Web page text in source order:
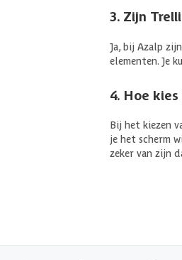
3. Zijn
Ja, bij Azalp
elementen. Je
4. Hoe
Bij het kiezen
je het scherm
zeker van zijn